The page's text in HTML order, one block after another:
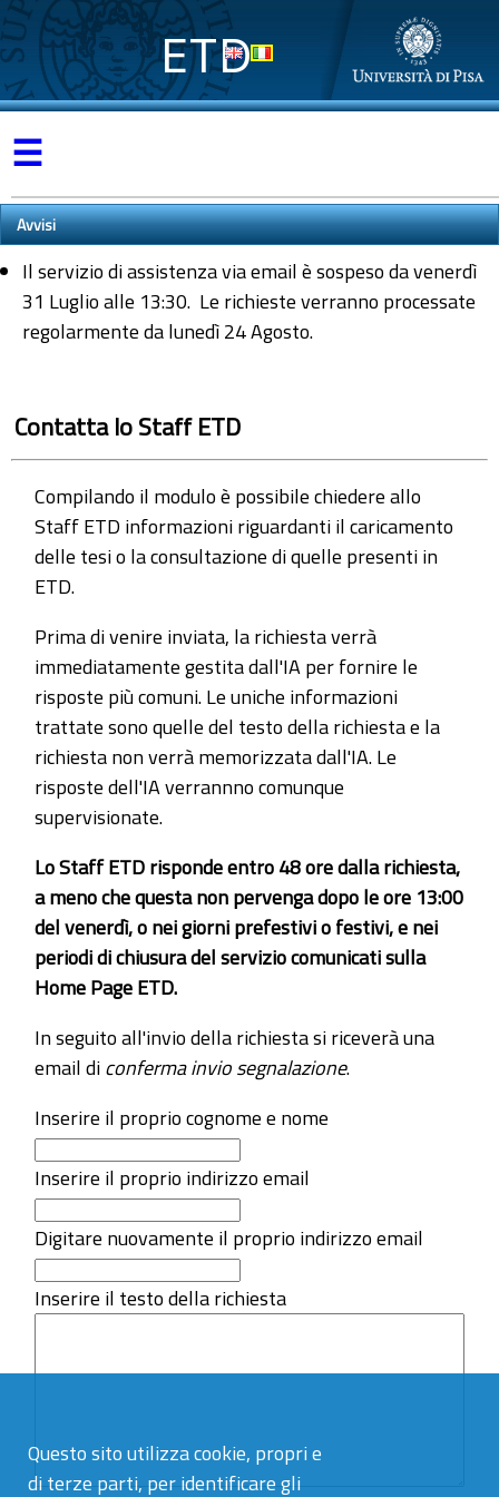
Questo sito utilizza cookie, propri e
di terze parti, per identificare gli
ETD
☰
Avvisi
Il servizio di assistenza via email è sospeso da venerdì
31 Luglio alle 13:30. Le richieste verranno processate
regolarmente da lunedì 24 Agosto.
Contatta lo Staff ETD
Compilando il modulo è possibile chiedere allo
Staff ETD informazioni riguardanti il caricamento
delle tesi o la consultazione di quelle presenti in
ETD.
Prima di venire inviata, la richiesta verrà
immediatamente gestita dall'IA per fornire le
risposte più comuni. Le uniche informazioni
trattate sono quelle del testo della richiesta e la
richiesta non verrà memorizzata dall'IA. Le
risposte dell'IA verrannno comunque
supervisionate.
Lo Staff ETD risponde entro 48 ore dalla richiesta,
a meno che questa non pervenga dopo le ore 13:00
del venerdì, o nei giorni prefestivi o festivi, e nei
periodi di chiusura del servizio comunicati sulla
Home Page ETD.
In seguito all'invio della richiesta si riceverà una
email diconferma invio segnalazione.
Inserire il proprio cognome e nome
Inserire il proprio indirizzo email
Digitare nuovamente il proprio indirizzo email
Inserire il testo della richiesta